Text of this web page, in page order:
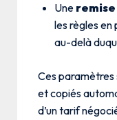
Une
les règles
au-delà
Ces paramètres
et copiés
d’un tarif